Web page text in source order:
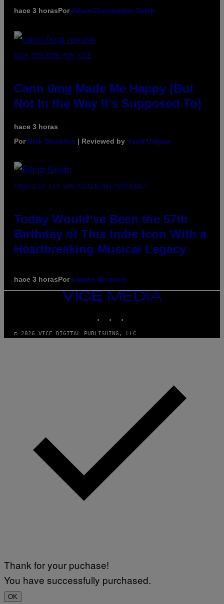
hace 3 horasPor Adam Christopher Smith
NICK STOCKTON FOR VICE
Cann 0mg Made Me Happy (But
Not In the Way It’s Supposed To)
hace 3 horas
Por Nick Stockton | Reviewed by Ysolt Usigan
(PHOTO BY LEX VAN ROSSEN/MAI/REDFERNS)
Today Would’ve Been the 57th
Birthday of This Indie Icon With a
Heartbreaking Musical Legacy
hace 3 horasPor Lauren Boisvert
VICE
MEDIA
© 2026 VICE DIGITAL PUBLISHING, LLC
Thank for your puchase!
You have successfully purchased.
OK